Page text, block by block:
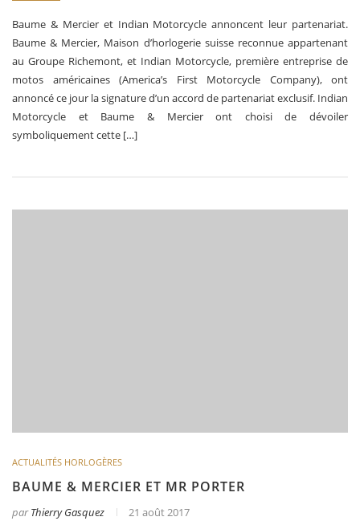
Baume & Mercier et Indian Motorcycle annoncent leur partenariat.
Baume & Mercier, Maison d’horlogerie suisse reconnue appartenant
au Groupe Richemont, et Indian Motorcycle, première entreprise de
motos américaines (America’s First Motorcycle Company), ont
annoncé ce jour la signature d’un accord de partenariat exclusif. Indian
Motorcycle et Baume & Mercier ont choisi de dévoiler
symboliquement cette […]
ACTUALITÉS HORLOGÈRES
BAUME & MERCIER ET MR PORTER
parThierry Gasquez 21 août 2017